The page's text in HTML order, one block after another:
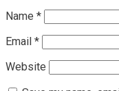
Name *
Email *
Website